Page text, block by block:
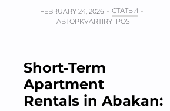
FEBRUARY 24, 2026
СТАТЬИ
АВТОРKVARTIRY_POS
Short‑Term
Apartment
Rentals in Abakan: